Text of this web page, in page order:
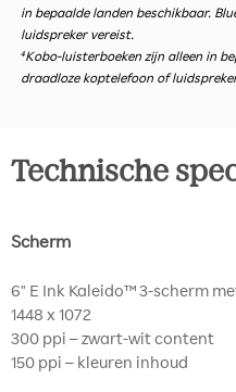
in bepaalde landen beschikbaar.
luidspreker vereist.
⁴Kobo-luisterboeken zijn alleen in
draadloze koptelefoon of
Technische
Scherm
6" E Ink Kaleido™ 3-scherm
1448 x 1072
300 ppi – zwart-wit content
150 ppi – kleuren inhoud